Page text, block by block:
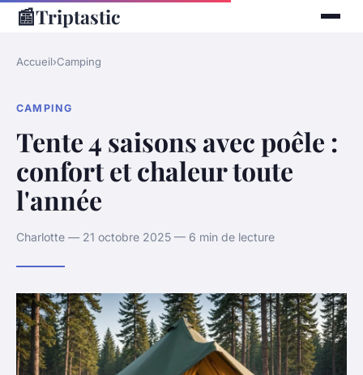
📰Triptastic
Accueil›Camping
CAMPING
Tente 4 saisons avec poêle :
confort et chaleur toute
l'année
Charlotte — 21 octobre 2025 — 6 min de lecture